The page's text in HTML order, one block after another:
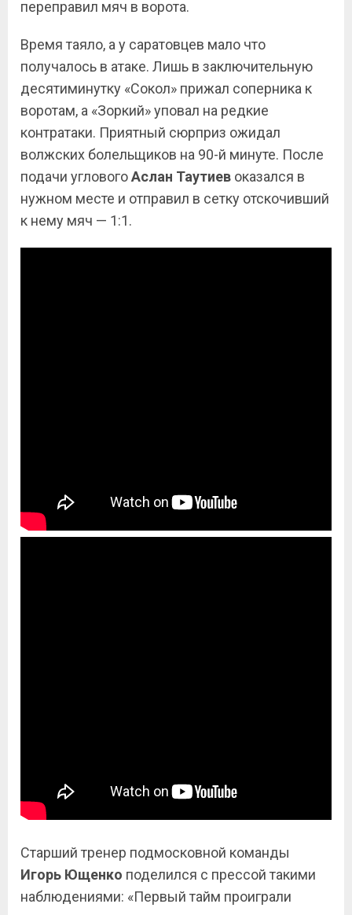
переправил мяч в ворота.
Время таяло, а у саратовцев мало что
получалось в атаке. Лишь в заключительную
десятиминутку «Сокол» прижал соперника к
воротам, а «Зоркий» уповал на редкие
контратаки. Приятный сюрприз ожидал
волжских болельщиков на 90-й минуте. После
подачи угловогоАслан Таутиев оказался в
нужном месте и отправил в сетку отскочивший
к нему мяч — 1:1.
Старший тренер подмосковной команды
Игорь Ющенко поделился с прессой такими
наблюдениями: «Первый тайм проиграли